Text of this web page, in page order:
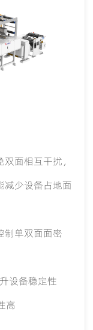
面相互干扰，
减少设备占地面
制单双面面密
设备稳定性
高